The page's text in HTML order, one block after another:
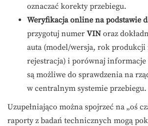
oznaczać korekty przebiegu.
Weryfikacja online na podstawie
przygotuj numer VIN oraz
auta (model/wersja, rok produkcji
rejestracja) i porównaj informacje
są możliwe do sprawdzenia na
w centralnym systemie przebiegu.
Uzupełniająco można spojrzeć na „oś
raporty z badań technicznych mogą